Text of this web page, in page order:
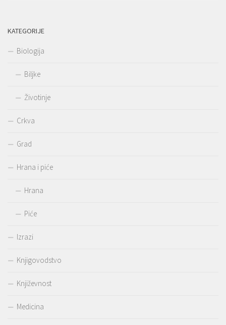
KATEGORIJE
Biologija
Biljke
Životinje
Crkva
Grad
Hrana i piće
Hrana
Piće
Izrazi
Knjigovodstvo
Književnost
Medicina